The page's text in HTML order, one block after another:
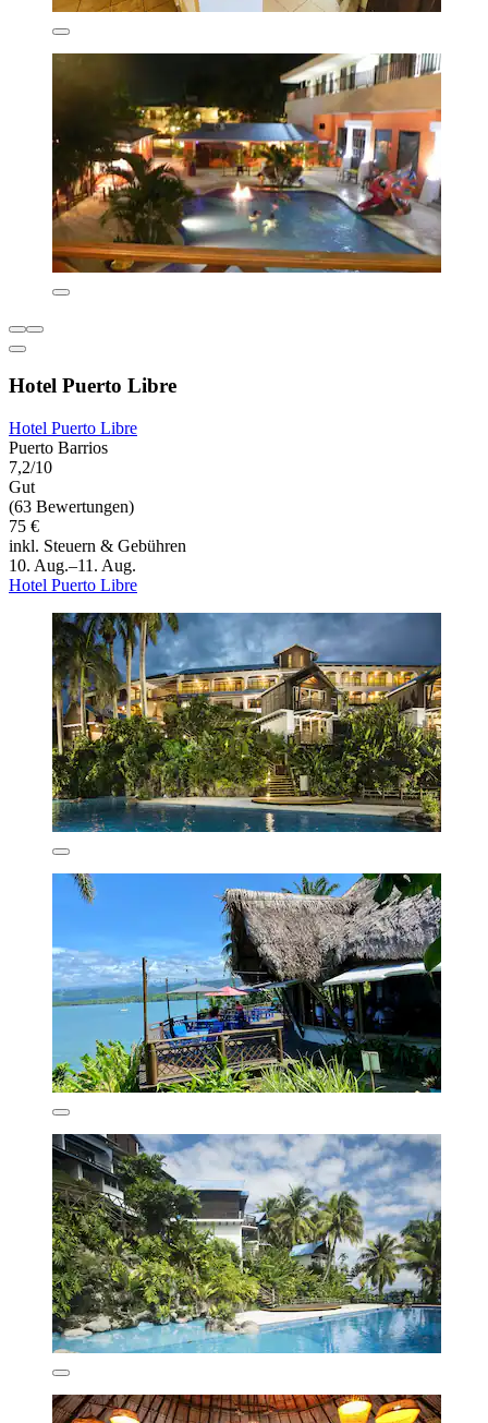
Hotel Puerto Libre
Hotel Puerto Libre
Puerto Barrios
7,2/10
Gut
(63 Bewertungen)
75 €
inkl. Steuern & Gebühren
10. Aug.–11. Aug.
Hotel Puerto Libre